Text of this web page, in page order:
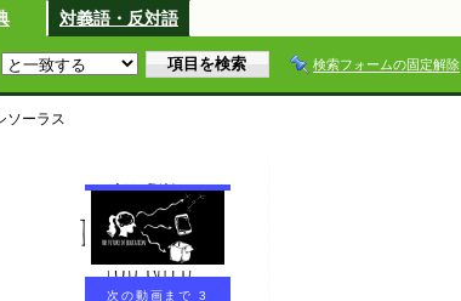
対義語・反対語
検索フォームの固定解除
ソーラス
次の動画まで 2